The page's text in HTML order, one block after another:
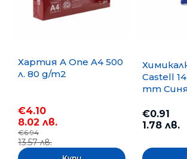
Хартия A One A4 500
л. 80 g/m2
€4.10
8.02 лв.
€6.94
13.57 лв.
Castell
mm
€0.91
1.78 лв.